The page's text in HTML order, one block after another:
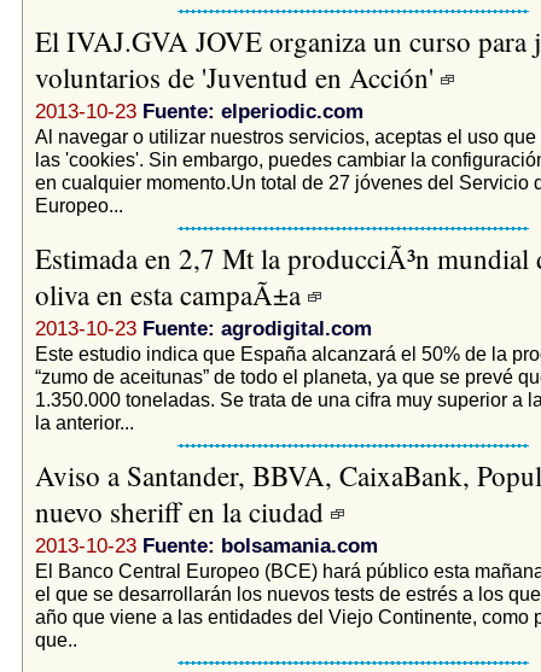
El IVAJ.GVA JOVE organiza un curso para
voluntarios de 'Juventud en Acción'
2013-10-23 Fuente: elperiodic.com
Al navegar o utilizar nuestros servicios, aceptas el uso
las 'cookies'. Sin embargo, puedes cambiar la
en cualquier momento.Un total de 27 jóvenes del Servicio
Europeo...
Estimada en 2,7 Mt la producciÃ³n mundial
oliva en esta campaÃ±a
2013-10-23 Fuente: agrodigital.com
Este estudio indica que España alcanzará el 50% de la
“zumo de aceitunas” de todo el planeta, ya que se prevé
1.350.000 toneladas. Se trata de una cifra muy superior a
la anterior...
Aviso a Santander, BBVA, CaixaBank,
nuevo sheriff en la ciudad
2013-10-23 Fuente: bolsamania.com
El Banco Central Europeo (BCE) hará público esta
el que se desarrollarán los nuevos tests de estrés a los
año que viene a las entidades del Viejo Continente, como
que..